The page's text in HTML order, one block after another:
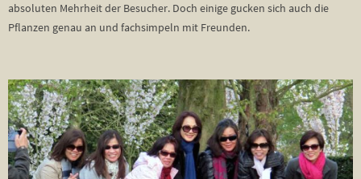
absoluten Mehrheit der Besucher. Doch einige gucken sich auch die
Pflanzen genau an und fachsimpeln mit Freunden.